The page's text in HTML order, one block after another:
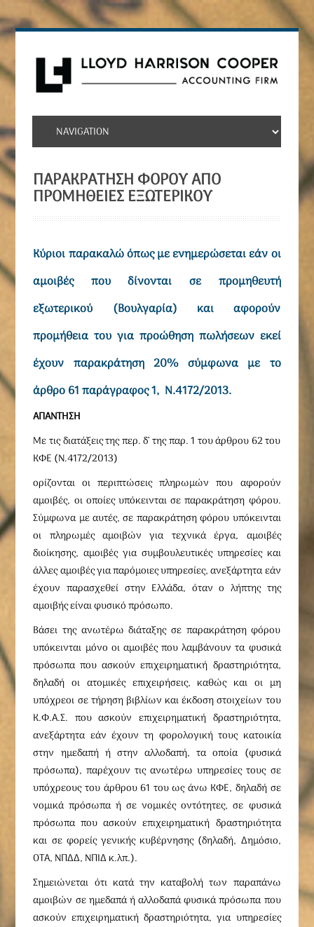
ΠΑΡΑΚΡΆΤΗΣΗ ΦΌΡΟΥ ΑΠΌ
ΠΡΟΜΉΘΕΙΕΣ ΕΞΩΤΕΡΙΚΟΎ
Κύριοι παρακαλώ όπως με ενημερώσεται εάν οι
αμοιβές που δίνονται σε προμηθευτή
εξωτερικού (Βουλγαρία) και αφορούν
προμήθεια του για προώθηση πωλήσεων εκεί
έχουν παρακράτηση 20% σύμφωνα με το
άρθρο 61 παράγραφος 1, Ν.4172/2013.
ΑΠΑΝΤΗΣΗ
Με τις διατάξεις της περ. δ’ της παρ. 1 του άρθρου 62 του
ΚΦΕ (Ν.4172/2013)
ορίζονται οι περιπτώσεις πληρωμών που αφορούν
αμοιβές, οι οποίες υπόκεινται σε παρακράτηση φόρου.
Σύμφωνα με αυτές, σε παρακράτηση φόρου υπόκεινται
οι πληρωμές αμοιβών για τεχνικά έργα, αμοιβές
διοίκησης, αμοιβές για συμβουλευτικές υπηρεσίες και
άλλες αμοιβές για παρόμοιες υπηρεσίες, ανεξάρτητα εάν
έχουν παρασχεθεί στην Ελλάδα, όταν ο λήπτης της
αμοιβής είναι φυσικό πρόσωπο.
Βάσει της ανωτέρω διάταξης σε παρακράτηση φόρου
υπόκεινται μόνο οι αμοιβές που λαμβάνουν τα φυσικά
πρόσωπα που ασκούν επιχειρηματική δραστηριότητα,
δηλαδή οι ατομικές επιχειρήσεις, καθώς και οι μη
υπόχρεοι σε τήρηση βιβλίων και έκδοση στοιχείων του
Κ.Φ.Α.Σ. που ασκούν επιχειρηματική δραστηριότητα,
ανεξάρτητα εάν έχουν τη φορολογική τους κατοικία
στην ημεδαπή ή στην αλλοδαπή, τα οποία (φυσικά
πρόσωπα), παρέχουν τις ανωτέρω υπηρεσίες τους σε
υπόχρεους του άρθρου 61 του ως άνω ΚΦΕ, δηλαδή σε
νομικά πρόσωπα ή σε νομικές οντότητες, σε φυσικά
πρόσωπα που ασκούν επιχειρηματική δραστηριότητα
και σε φορείς γενικής κυβέρνησης (δηλαδή, Δημόσιο,
ΟΤΑ, ΝΠΔΔ, ΝΠΙΔ κ.λπ.).
Σημειώνεται ότι κατά την καταβολή των παραπάνω
αμοιβών σε ημεδαπά ή αλλοδαπά φυσικά πρόσωπα που
ασκούν επιχειρηματική δραστηριότητα, για υπηρεσίες